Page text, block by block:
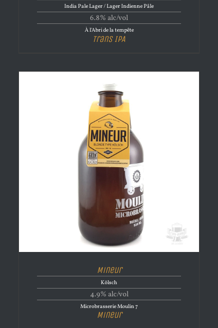
India Pale Lager / Lager Indienne Pâle
6.8% alc/vol
À l'Abri de la tempête
Trans IPA
Mineur
Kölsch
4.9% alc/vol
Microbrasserie Moulin 7
Mineur